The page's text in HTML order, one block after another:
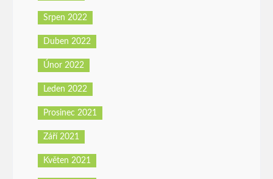
Srpen 2022
Duben 2022
Únor 2022
Leden 2022
Prosinec 2021
Září 2021
Květen 2021